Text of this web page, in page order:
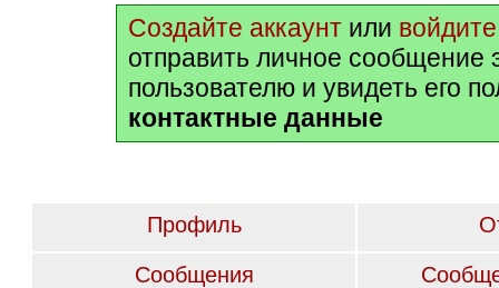
Создайте аккаунт или войдите
отправить личное сообщение
пользователю и увидеть его
контактные данные
Профиль
Сообщения